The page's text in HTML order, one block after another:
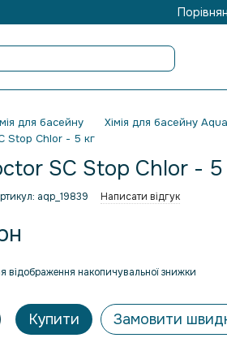
для басейну
Хімія для басейну
Stop Chlor - 5 кг
SC Stop Chlor - 5
aqp_19839 Написати відгук
відображення накопичувальної знижки
Купити Замовити